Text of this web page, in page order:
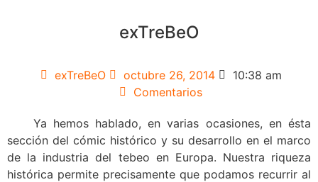
exTreBeO
exTreBeO octubre 26, 2014
10:38 am
Comentarios
Ya hemos hablado, en varias ocasiones, en ésta
sección del cómic histórico y su desarrollo en el marco
de la industria del tebeo en Europa. Nuestra riqueza
histórica permite precisamente que podamos recurrir al